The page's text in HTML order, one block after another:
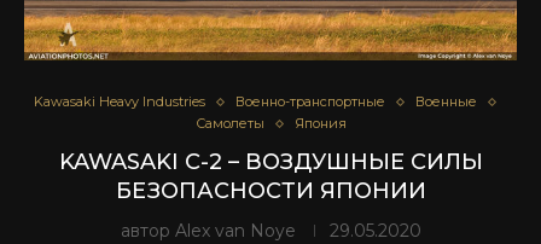
Kawasaki Heavy Industries Военно-транспортные
Военные
Самолеты
Япония
KAWASAKI C-2 – ВОЗДУШНЫЕ СИЛЫ
БЕЗОПАСНОСТИ ЯПОНИИ
автор Alex van Noye 29.05.2020